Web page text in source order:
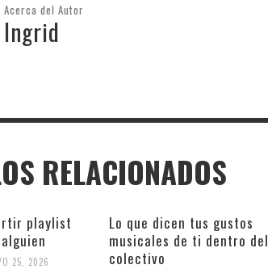
Acerca del Autor
Ingrid
RELACIONADOS
playlist
25, 2026
Lo que dicen tus gustos
musicales de ti dentro del
colectivo